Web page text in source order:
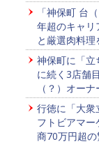
「神保町 台
年超のキャリ
と厳選肉料
神保町に「立
に続く3店舗
（？）オー
行徳に「大衆
フトビアマ
商70万円超